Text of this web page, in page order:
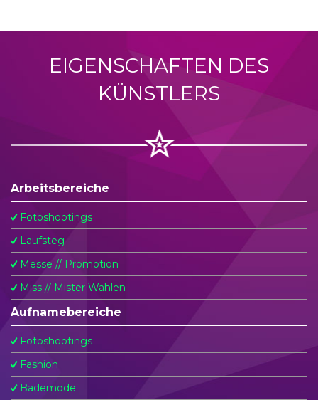
EIGENSCHAFTEN DES
KÜNSTLERS
Arbeitsbereiche
Fotoshootings
Laufsteg
Messe // Promotion
Miss // Mister Wahlen
Aufnamebereiche
Fotoshootings
Fashion
Bademode